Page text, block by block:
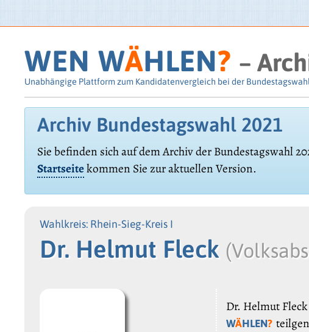
WEN WÄHLEN? –
Unabhängige Plattform zum Kandidatenvergleich bei der
Archiv Bundestagswahl 2021
Sie befinden sich auf dem Archiv der Bundestagswahl
Startseitekommen Sie zur aktuellen Version.
Wahlkreis: Rhein-Sieg-Kreis I
Dr. Helmut Fleck
Dr. Helmut
WÄHLEN?